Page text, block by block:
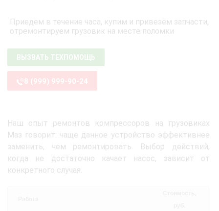
Приедем в течение часа, купим и привезём запчасти,
отремонтируем грузовик на месте поломки
ВЫЗВАТЬ ТЕХПОМОЩЬ
8 (999) 999-90-24
Наш опыт ремонтов компрессоров на грузовиках
Маз говорит: чаще данное устройство эффективнее
заменить, чем ремонтировать. Выбор действий,
когда не достаточно качает насос, зависит от
конкретного случая.